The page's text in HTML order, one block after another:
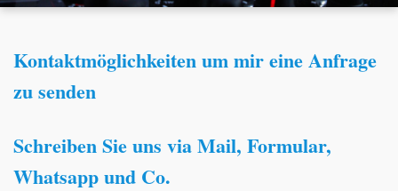
Kontaktmöglichkeiten um mir eine Anfrage
zu senden
Schreiben Sie uns via Mail, Formular,
Whatsapp und Co.